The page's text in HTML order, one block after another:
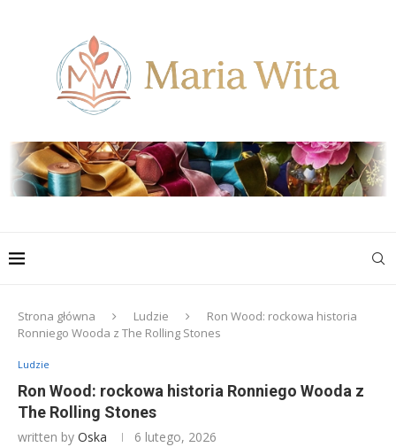
Strona główna Ludzie
Ron Wood: rockowa historia
Ronniego Wooda z The Rolling Stones
Ludzie
Ron Wood: rockowa historia Ronniego Wooda z
The Rolling Stones
written by Oska 6 lutego, 2026